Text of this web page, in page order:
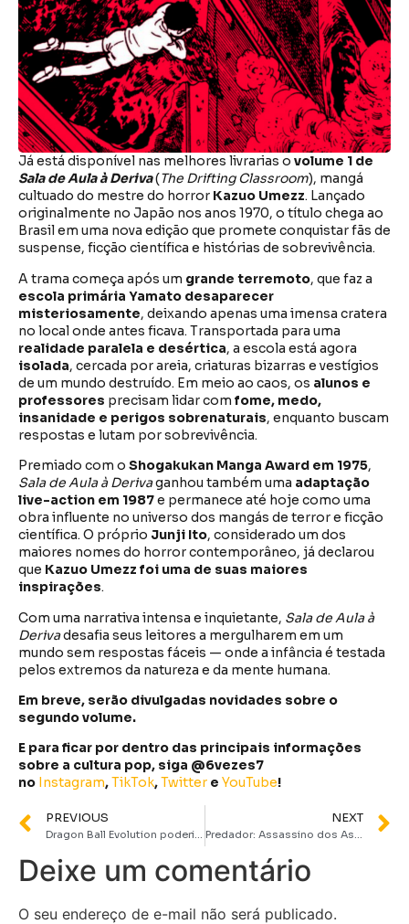
Já está disponível nas melhores livrarias o volume 1 de
Sala de Aula à Deriva(The Drifting Classroom), mangá
cultuado do mestre do horror Kazuo Umezz. Lançado
originalmente no Japão nos anos 1970, o título chega ao
Brasil em uma nova edição que promete conquistar fãs de
suspense, ficção científica e histórias de sobrevivência.
A trama começa após um grande terremoto, que faz a
escola primária Yamato desaparecer
misteriosamente, deixando apenas uma imensa cratera
no local onde antes ficava. Transportada para uma
realidade paralela e desértica, a escola está agora
isolada, cercada por areia, criaturas bizarras e vestígios
de um mundo destruído. Em meio ao caos, os alunos e
professores precisam lidar com fome, medo,
insanidade e perigos sobrenaturais, enquanto buscam
respostas e lutam por sobrevivência.
Premiado com o Shogakukan Manga Award em 1975,
Sala de Aula à Derivaganhou também uma adaptação
live-action em 1987e permanece até hoje como uma
obra influente no universo dos mangás de terror e ficção
científica. O próprio Junji Ito, considerado um dos
maiores nomes do horror contemporâneo, já declarou
que Kazuo Umezz foi uma de suas maiores
inspirações.
Com uma narrativa intensa e inquietante, Sala de Aula à
Derivadesafia seus leitores a mergulharem em um
mundo sem respostas fáceis — onde a infância é testada
pelos extremos da natureza e da mente humana.
Em breve, serão divulgadas novidades sobre o
segundo volume.
E para ficar por dentro das principais informações
sobre a cultura pop, siga @6vezes7
no Instagram,TikTok,Twitter e YouTube!
PREVIOUS
Dragon Ball Evolution poderia não ser um fiasco se tivesse ouvido Akira Toriyama
NEXT
Predador: Assassino dos Assassinos ganha data de estreia e promete animação brutal no Disney+
Deixe um comentário
O seu endereço de e-mail não será publicado.